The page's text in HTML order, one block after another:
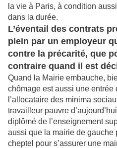
la vie à Paris, à condition
dans la durée.
L’éventail des contrats
plein par un employeur
contre la précarité, que
contraire quand il est
Quand la Mairie embauche,
chômage est aussi une entrée
l’allocataire des minima
travailleur pauvre
diplômé de l’enseignement
aussi que la mairie de gauche
cheptel pour s’assurer une